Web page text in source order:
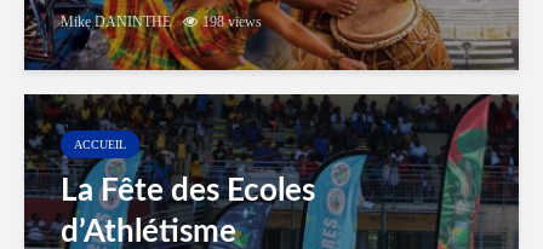
Mike DANINTHE 198 views
ACCUEIL
La Fête des Ecoles
d’Athlétisme